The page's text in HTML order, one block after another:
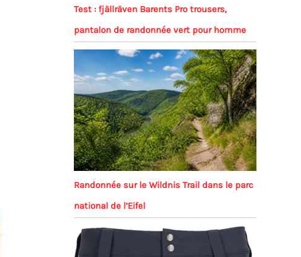
Test : fjällräven Barents Pro trousers,
pantalon de randonnée vert pour homme
Randonnée sur le Wildnis Trail dans le parc
national de l’Eifel